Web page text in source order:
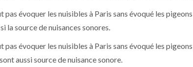
pas évoquer les nuisibles à Paris sans évoqué les
la source de nuisances sonores.
pas évoquer les nuisibles à Paris sans évoqué les
aussi source de nuisance sonore.